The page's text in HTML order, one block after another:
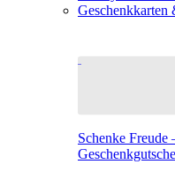
Geschenkkarten
Schenke